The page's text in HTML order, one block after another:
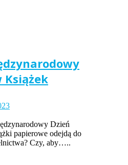
Książek
Dzień
papierowe odejdą do
Czy, aby…..